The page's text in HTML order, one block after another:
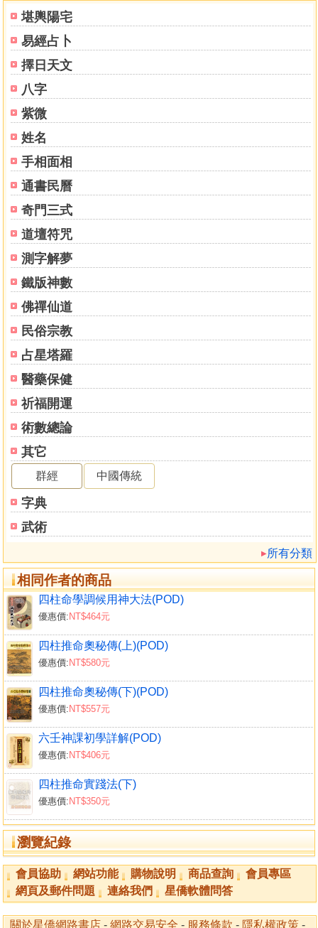
堪輿陽宅
易經占卜
擇日天文
八字
紫微
姓名
手相面相
通書民曆
奇門三式
道壇符咒
測字解夢
鐵版神數
佛禪仙道
民俗宗教
占星塔羅
醫藥保健
祈福開運
術數總論
其它
群經 中國傳統
字典
武術
所有分類
相同作者的商品
四柱命學調候用神大法(POD)
優惠價: NT$464元
四柱推命奧秘傳(上)(POD)
優惠價: NT$580元
四柱推命奧秘傳(下)(POD)
優惠價: NT$557元
六壬神課初學詳解(POD)
優惠價: NT$406元
四柱推命實踐法(下)
優惠價: NT$350元
瀏覽紀錄
四課造式法
定三傳
干支的說明
必須使用(神)字
遁干法
旬丁法
九處三層五神之解
八殺九寶之解
九寶
八殺
用與五旺法
空亡之論
空亡的動向
三傳定爻之法
五行旺相之解
旺衰的活用法
四課的陰陽
雜格及其他之解
八．壬學課體構成法
元首課
重審課
比用課
涉害課
遙剋課
返吟課
別責課
昂星課
八專課
伏吟課
不備格陰陽的取法
九．陰陽十二天將貴神之解
天將十二貴神程序
天乙貴起例的秘解
十二貴神順逆之理
天乙前五、後六之解
神藏殺沒之事
初傳與乘神天將所引起的變化
關於夾剋
關於日辰
陰神之解
相乘和相臨的區別
十．類神之解
類神不明顯則勿用
類神陰內陽外
課格與類神
看吉凶優劣
求類神於方位
吉格反應的厚薄
凶災已過
凶事結絕
吉凶的變化
類神秘集
會員協助 網站功能 購物說明 商品查詢
會員專區
網頁及郵件問題
連絡我們 星僑軟體問答
關於星僑網路書店 - 網路交易安全 - 服務條款 - 隱私權政策 -